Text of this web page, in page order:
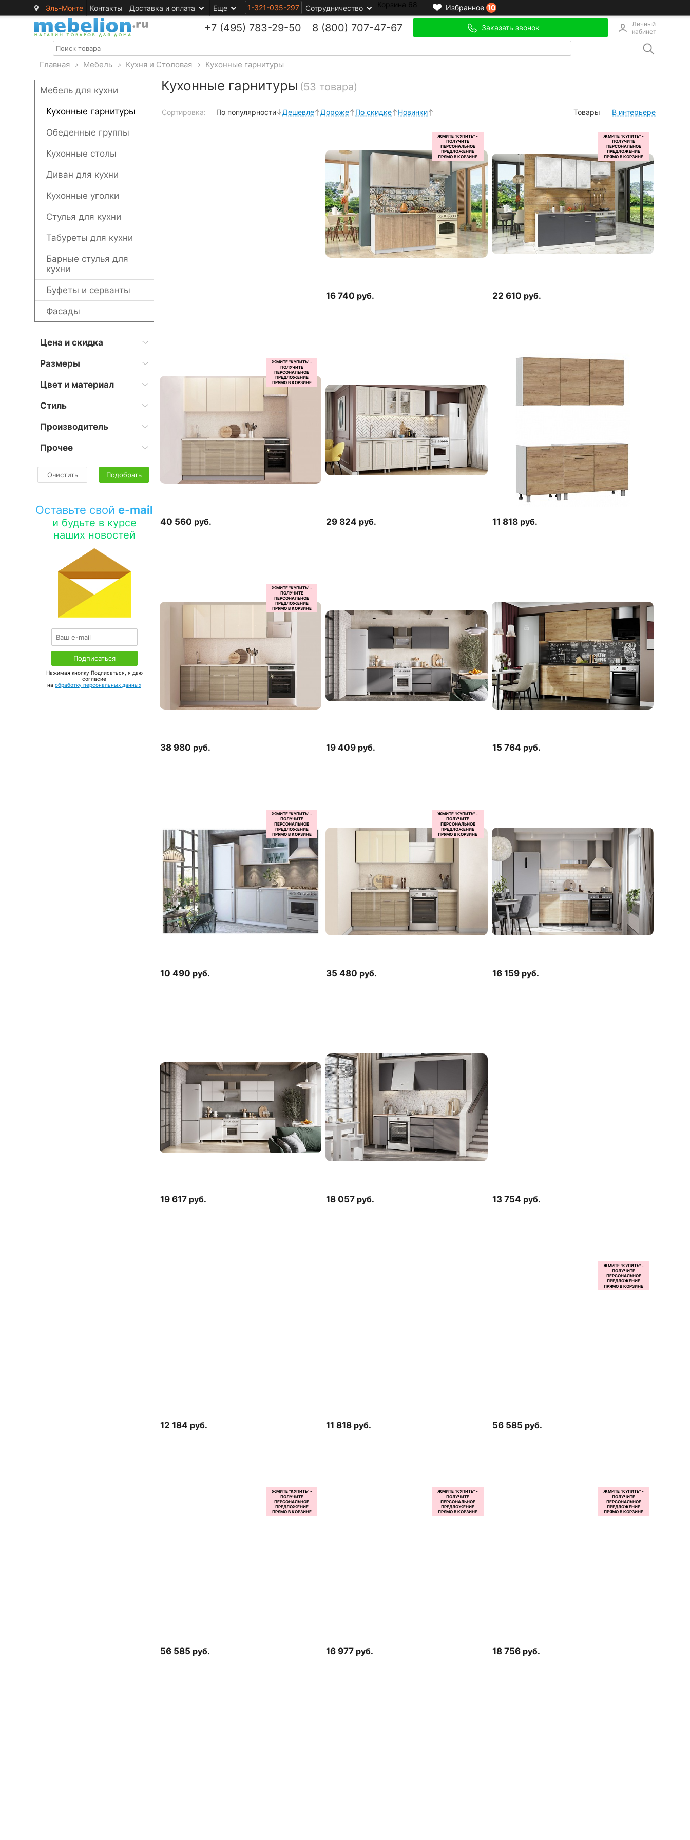
Эль-Монте Контакты Доставка и оплата Еще 1-321-035-297 Сотрудничество Избранное 10
Корзина 68
+7 (495) 783-29-50 8 (800) 707-47-67 Заказать звонок
Личный
кабинет
Главная > Мебель > Кухня и Столовая > Кухонные гарнитуры
Мебель для кухни
Кухонные гарнитуры
Обеденные группы
Кухонные столы
Диван для кухни
Кухонные уголки
Стулья для кухни
Табуреты для кухни
Барные стулья для
кухни
Буфеты и серванты
Фасады
Цена и скидка
Размеры
Цвет и материал
Стиль
Производитель
Прочее
Очистить Подобрать
Оставьте свой e-mail
и будьте в курсе
наших новостей
Нажимая кнопку Подписаться, я даю
соглаcие
на обработку персональных данных
Кухонные гарнитуры (53 товара)
Сортировка: По популярности Дешевле Дороже По скидке Новинки Товары В интерьере
16 740 руб. 22 610 руб.
40 560 руб. 29 824 руб. 11 818 руб.
38 980 руб. 19 409 руб. 15 764 руб.
10 490 руб. 35 480 руб. 16 159 руб.
19 617 руб. 18 057 руб. 13 754 руб.
12 184 руб. 11 818 руб. 56 585 руб.
56 585 руб. 16 977 руб. 18 756 руб.